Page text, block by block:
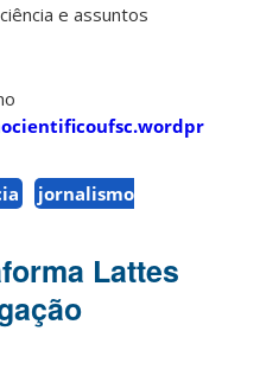
e assuntos
jornalismo
Lattes